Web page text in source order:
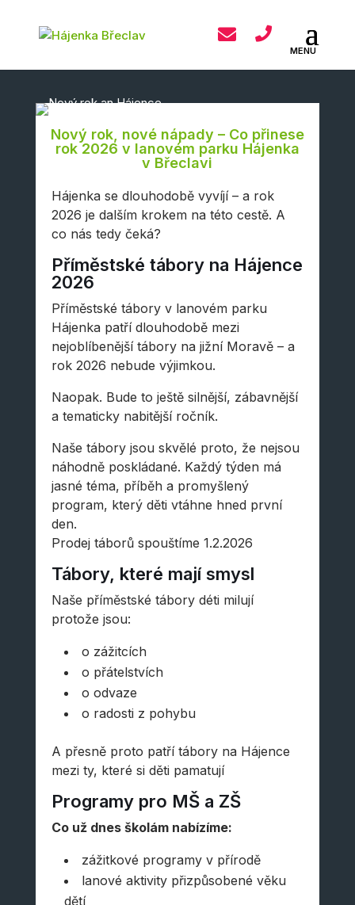
Nový rok, nové nápady – Co přinese
rok 2026 v lanovém parku Hájenka
v Břeclavi
Hájenka se dlouhodobě vyvíjí – a rok
2026 je dalším krokem na této cestě. A
co nás tedy čeká?
Příměstské táboryna Hájence
2026
Příměstské tábory v lanovém parku
Hájenka patří dlouhodobě mezi
nejoblíbenější tábory na jižní Moravě – a
rok 2026 nebude výjimkou.
Naopak. Bude to ještě silnější, zábavnější
a tematicky nabitější ročník.
Naše tábory jsou skvělé proto, že nejsou
náhodně poskládané. Každý týden má
jasné téma, příběh a promyšlený
program, který děti vtáhne hned první
den.
Prodej táborů spouštíme 1.2.2026
Tábory, které mají smysl
Naše příměstské tábory déti milují
protože jsou:
o zážitcích
o přátelstvích
o odvaze
o radosti z pohybu
A přesně proto patří tábory na Hájence
mezi ty, které si děti pamatují
Programy pro MŠ a ZŠ
Co už dnes školám nabízíme:
zážitkové programy v přírodě
lanové aktivity přizpůsobené věku
dětí